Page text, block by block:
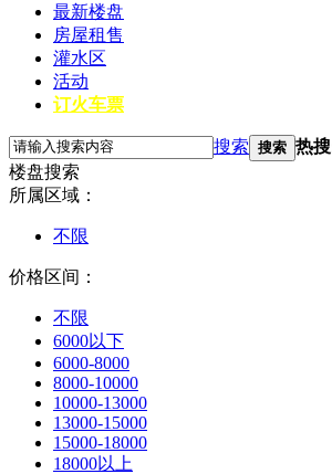
最新楼盘
房屋租售
灌水区
活动
订火车票
搜索 搜索 热
楼盘搜索
所属区域：
不限
价格区间：
不限
6000以下
6000-8000
8000-10000
10000-13000
13000-15000
15000-18000
18000以上